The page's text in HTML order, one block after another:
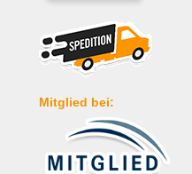
Mitglied bei: